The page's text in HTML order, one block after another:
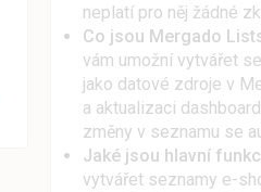
neplatí pro něj žádné
Co jsou Mergado
vám umožní vytvářet
jako datové zdroje v
a aktualizaci
změny v seznamu se
Jaké jsou hlavní
vytvářet seznamy e-